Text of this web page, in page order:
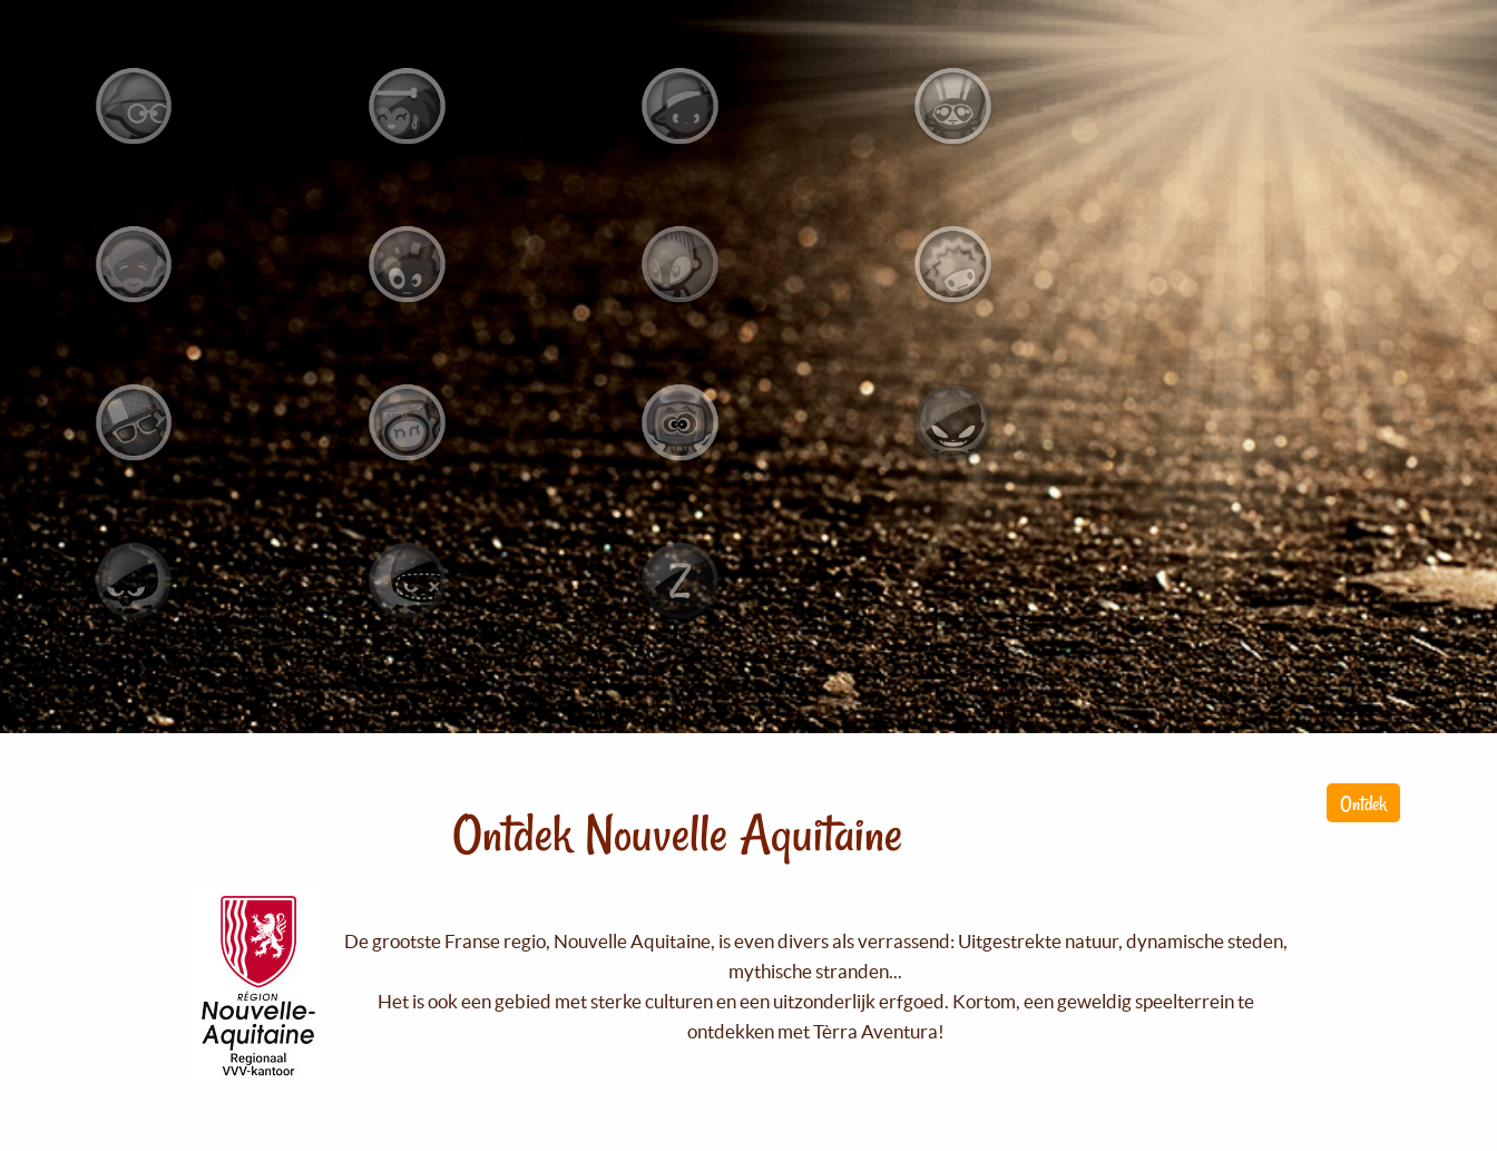
Ontdek
Ontdek Nouvelle Aquitaine
De grootste Franse regio, Nouvelle Aquitaine, is even divers als verrassend: Uitgestrekte natuur, dynamische steden,
mythische stranden...
Het is ook een gebied met sterke culturen en een uitzonderlijk erfgoed. Kortom, een geweldig speelterrein te
ontdekken met Tèrra Aventura!